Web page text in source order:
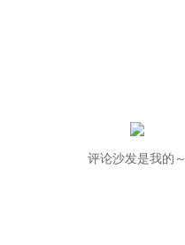
评论沙发是我的～